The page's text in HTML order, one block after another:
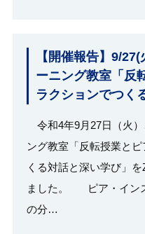
【開催報告】9/
ーニング教室「反
ラクションでつく
令和4年9月27日（火
ング教室「反転授業と
くる対話と深い学び」
ました。 ピア・イン
の分…